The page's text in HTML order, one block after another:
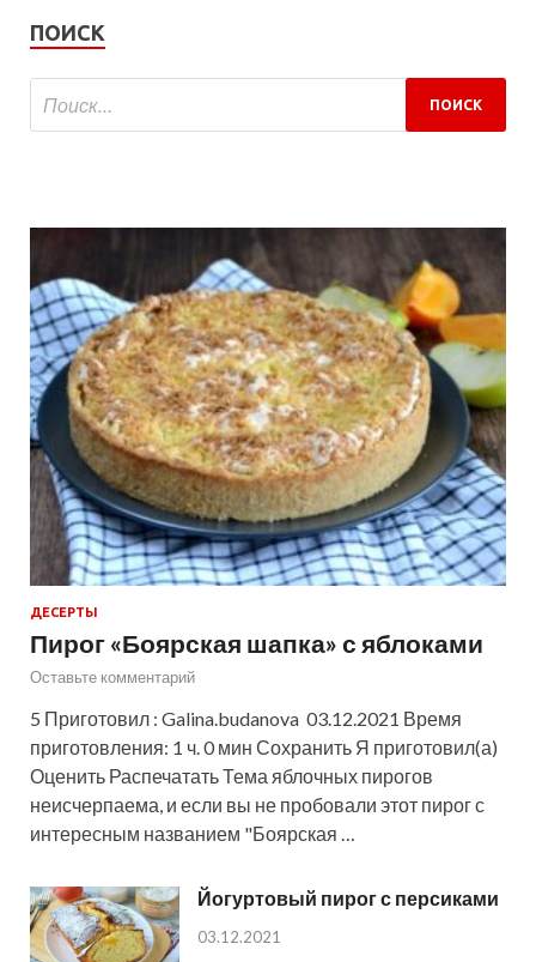
ПОИСК
ДЕСЕРТЫ
Пирог «Боярская шапка» с яблоками
Оставьте комментарий
5 Приготовил : Galina.budanova 03.12.2021 Время
приготовления: 1 ч. 0 мин Сохранить Я приготовил(а)
Оценить Распечатать Тема яблочных пирогов
неисчерпаема, и если вы не пробовали этот пирог с
интересным названием "Боярская …
Йогуртовый пирог с персиками
03.12.2021